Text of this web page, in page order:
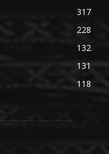
317
228
132
131
118